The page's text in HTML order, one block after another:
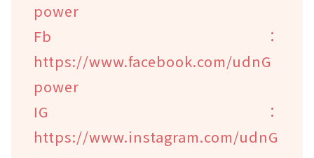
power
Fb：
https://www.facebook.com/udnG
power
IG：
https://www.instagram.com/udnG